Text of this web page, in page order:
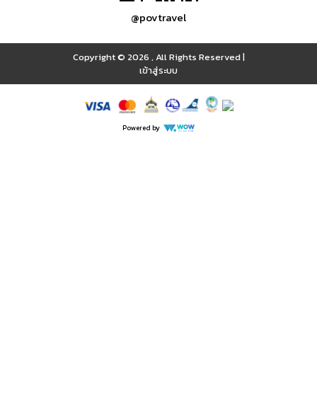
@povtravel
Copyright © 2026 , All Rights Reserved|
เข้าสู่ระบบ
Powered by